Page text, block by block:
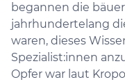
begannen die
jahrhundertelang
waren, dieses
Spezialist:innen
Opfer war laut